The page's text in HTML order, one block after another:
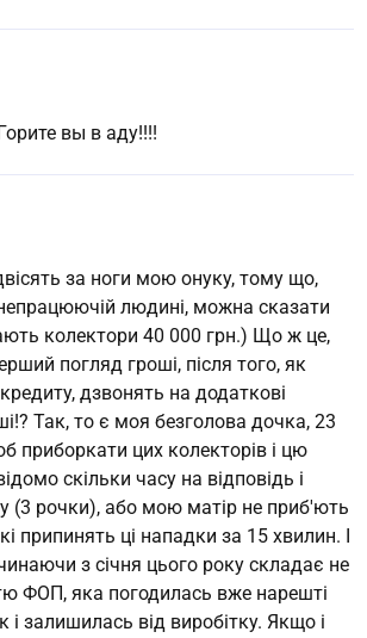
вы в аду!!!!
за ноги мою онуку, тому що,
людині, можна сказати
колектори 40 000 грн.) Що ж це,
погляд гроші, після того, як
дзвонять на додаткові
Так, то є моя безголова дочка, 23
приборкати цих колекторів і цю
скільки часу на відповідь і
(3 рочки), або мою матір не приб'ють
припинять ці нападки за 15 хвилин. І
з січня цього року складає не
ФОП, яка погодилась вже нарешті
залишилась від виробітку. Якщо і